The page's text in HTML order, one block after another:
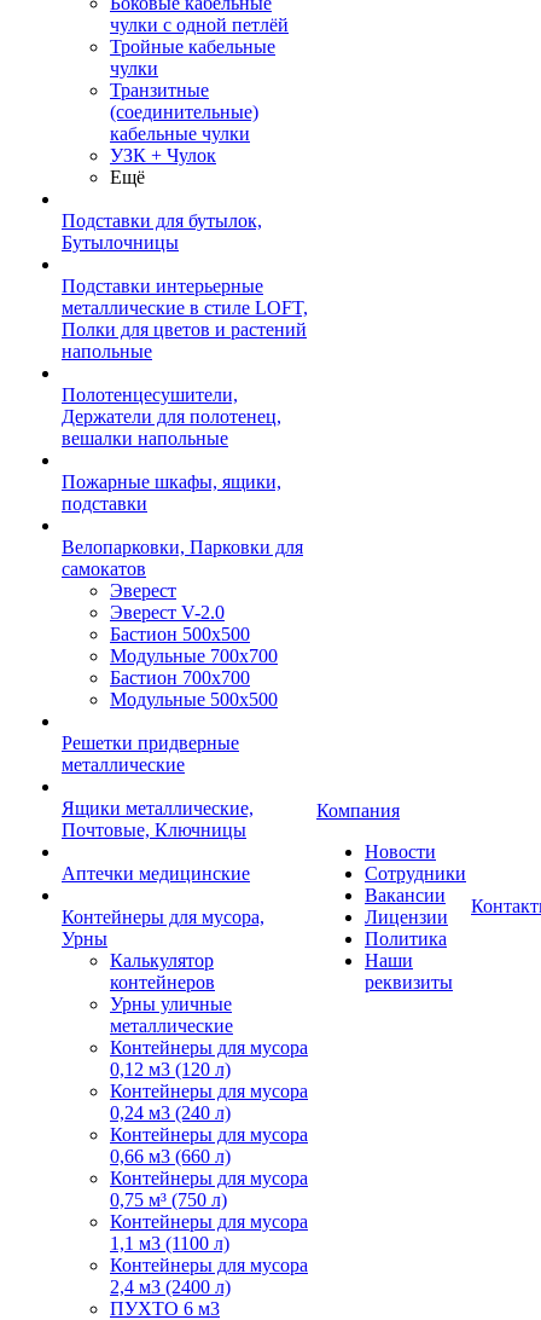
чулки с одной петлёй
Тройные кабельные
чулки
Транзитные
(соединительные)
кабельные чулки
УЗК + Чулок
Ещё
Подставки для бутылок,
Бутылочницы
Подставки интерьерные
металлические в стиле LOFT,
Полки для цветов и растений
напольные
Полотенцесушители,
Держатели для полотенец,
вешалки напольные
Пожарные шкафы, ящики,
подставки
Велопарковки, Парковки для
самокатов
Эверест
Эверест V-2.0
Бастион 500х500
Модульные 700х700
Бастион 700х700
Модульные 500х500
Решетки придверные
металлические
Ящики металлические,
Почтовые, Ключницы
Аптечки медицинские
Контейнеры для мусора,
Урны
Калькулятор
контейнеров
Урны уличные
металлические
Контейнеры для мусора
0,12 м3 (120 л)
Контейнеры для мусора
0,24 м3 (240 л)
Контейнеры для мусора
0,66 м3 (660 л)
Контейнеры для мусора
0,75 м³ (750 л)
Контейнеры для мусора
1,1 м3 (1100 л)
Контейнеры для мусора
2,4 м3 (2400 л)
ПУХТО 6 м3
Компания
Новости
Сотрудники
Вакансии
Лицензии
Политика
Наши
реквизиты